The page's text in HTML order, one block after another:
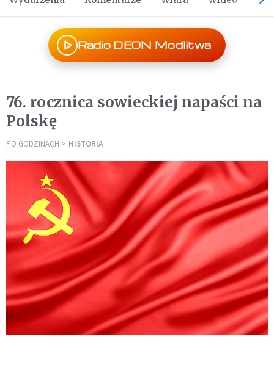
Radio DEON Modlitwa
76. rocznica sowieckiej napaści na
Polskę
PO GODZINACH HISTORIA